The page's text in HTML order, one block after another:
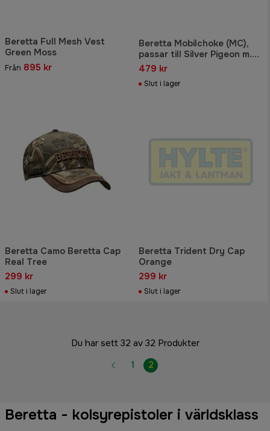
Beretta Full Mesh Vest
Green Moss
Från 895 kr
Beretta Mobilchoke (MC),
passar till Silver Pigeon m.fl,
kaliber 12., Full
479 kr
Slut i lager
Beretta Camo Beretta Cap
Real Tree
299 kr
Slut i lager
Beretta Trident Dry Cap
Orange
299 kr
Slut i lager
Du har sett 32 av 32 Produkter
1
2
Beretta - kolsyrepistoler i världsklass